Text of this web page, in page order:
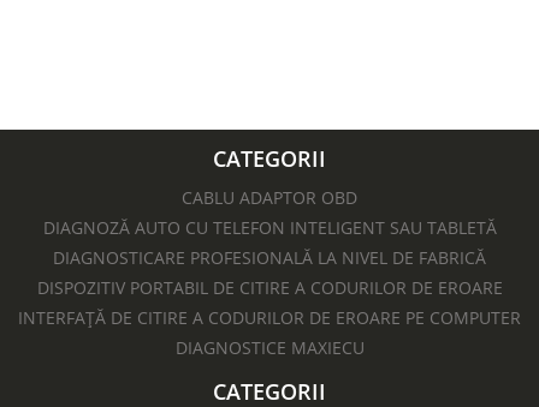
CATEGORII
CABLU ADAPTOR OBD
DIAGNOZĂ AUTO CU TELEFON INTELIGENT SAU TABLETĂ
DIAGNOSTICARE PROFESIONALĂ LA NIVEL DE FABRICĂ
DISPOZITIV PORTABIL DE CITIRE A CODURILOR DE EROARE
INTERFAȚĂ DE CITIRE A CODURILOR DE EROARE PE COMPUTER
DIAGNOSTICE MAXIECU
CATEGORII